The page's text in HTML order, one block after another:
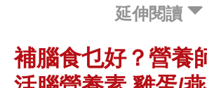
延伸閱讀
補腦食乜好？營養